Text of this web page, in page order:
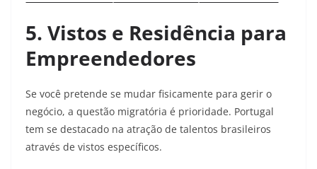
5. Vistos e Residência para
Empreendedores
Se você pretende se mudar fisicamente para gerir o
negócio, a questão migratória é prioridade. Portugal
tem se destacado na atração de talentos brasileiros
através de vistos específicos.